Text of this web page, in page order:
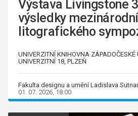
Výstava Livingstone
výsledky
litografického
UNIVERZITNÍ KNIHOVNA ZÁPADOČESKÉ
UNIVERZITNÍ 18, PLZEŇ
Fakulta designu a umění Ladislava
01. 07. 2026, 18:00